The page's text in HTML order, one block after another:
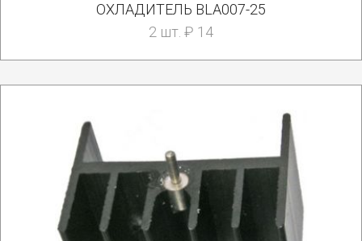
ОХЛАДИТЕЛЬ BLA007-25
2 шт. ₽ 14